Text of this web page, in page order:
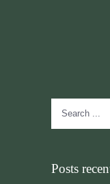
Search
for:
Posts